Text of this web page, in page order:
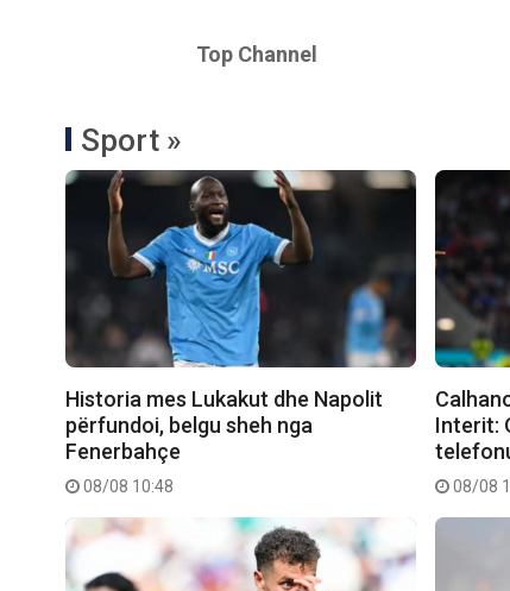
Top Channel
Sport »
Historia mes Lukakut dhe Napolit
përfundoi, belgu sheh nga
Fenerbahçe
08/08 10:48
Interit:
08/08